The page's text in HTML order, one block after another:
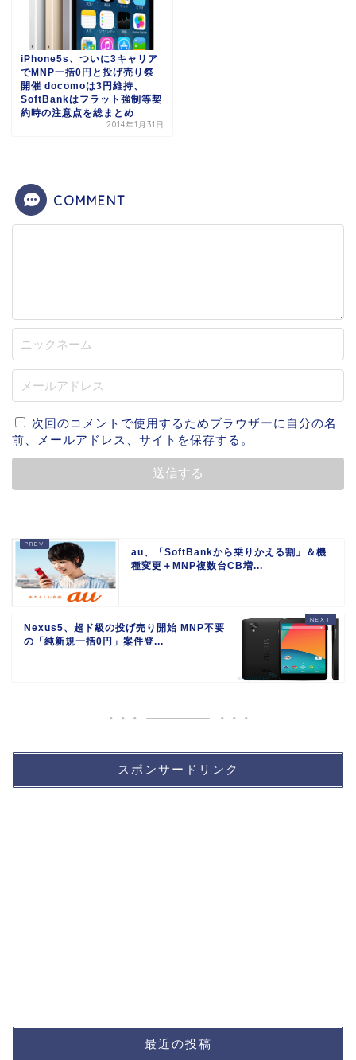
iPhone5s、ついに3キャリア
でMNP一括0円と投げ売り祭
開催 docomoは3円維持、
SoftBankはフラット強制等契
約時の注意点を総まとめ
2014年1月31日
COMMENT
次回のコメントで使用するためブラウザーに自分の名
前、メールアドレス、サイトを保存する。
au、「SoftBankから乗りかえる割」＆機
種変更＋MNP複数台CB増...
Nexus5、超ド級の投げ売り開始 MNP不要
の「純新規一括0円」案件登...
スポンサードリンク
最近の投稿